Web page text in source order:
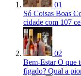
01
Só Coisas Boas
cidade com 107
02
Bem-Estar O que
fígado? Qual a